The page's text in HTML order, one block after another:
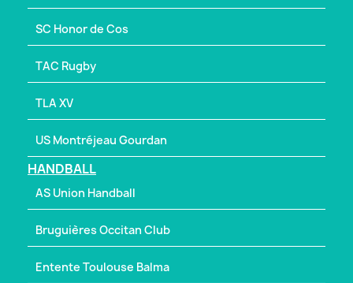
SC Honor de Cos
TAC Rugby
TLA XV
US Montréjeau Gourdan
HANDBALL
AS Union Handball
Bruguières Occitan Club
Entente Toulouse Balma